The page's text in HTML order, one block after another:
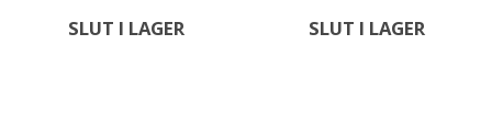
SLUT I LAGER SLUT I LAGER